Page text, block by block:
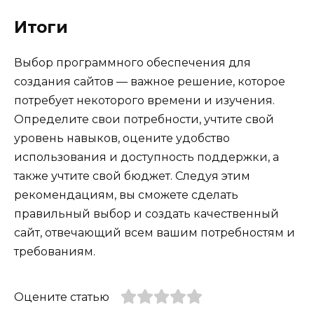
Итоги
Выбор программного обеспечения для
создания сайтов — важное решение, которое
потребует некоторого времени и изучения.
Определите свои потребности, учтите свой
уровень навыков, оцените удобство
использования и доступность поддержки, а
также учтите свой бюджет. Следуя этим
рекомендациям, вы сможете сделать
правильный выбор и создать качественный
сайт, отвечающий всем вашим потребностям и
требованиям.
Оцените статью